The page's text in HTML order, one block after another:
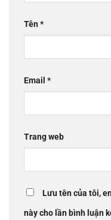
Tên*
Email *
Trang web
Lưu tên của tôi,
này cho lần bình luận